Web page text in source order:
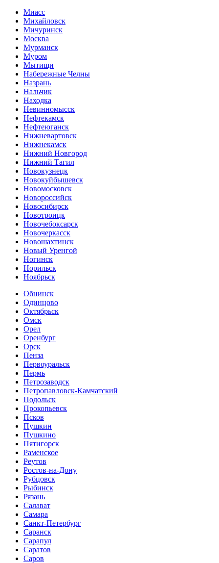
Миасс
Михайловск
Мичуринск
Москва
Мурманск
Муром
Мытищи
Набережные Челны
Назрань
Нальчик
Находка
Невинномысск
Нефтекамск
Нефтеюганск
Нижневартовск
Нижнекамск
Нижний Новгород
Нижний Тагил
Новокузнецк
Новокуйбышевск
Новомосковск
Новороссийск
Новосибирск
Новотроицк
Новочебоксарск
Новочеркасск
Новошахтинск
Новый Уренгой
Ногинск
Норильск
Ноябрьск
Обнинск
Одинцово
Октябрьск
Омск
Орел
Оренбург
Орск
Пенза
Первоуральск
Пермь
Петрозаводск
Петропавловск-Камчатский
Подольск
Прокопьевск
Псков
Пушкин
Пушкино
Пятигорск
Раменское
Реутов
Ростов-на-Дону
Рубцовск
Рыбинск
Рязань
Салават
Самара
Санкт-Петербург
Саранск
Сарапул
Саратов
Саров